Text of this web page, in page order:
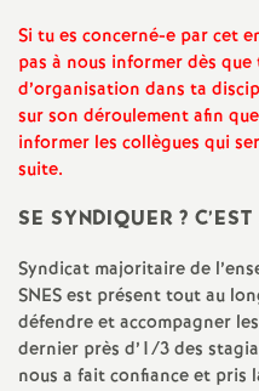
Si tu es concerné-e par cet
pas à nous informer dès
d’organisation dans ta
sur son déroulement afin
informer les collègues qui
suite.
SE SYNDIQUER ? C’EST
Syndicat majoritaire de
SNESest présent tout au
défendre et accompagner
dernier près d’1/3 des
nous a fait confiance et pris